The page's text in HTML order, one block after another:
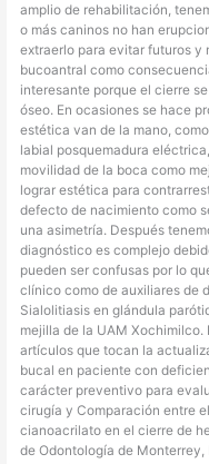
amplio de rehabilitación,
o más caninos no han
extraerlo para evitar futuros y
bucoantral como
interesante porque el cierre
óseo. En ocasiones se hace
estética van de la mano,
labial posquemadura
movilidad de la boca como
lograr estética para
defecto de nacimiento como
una asimetría. Después
diagnóstico es complejo
pueden ser confusas por lo
clínico como de auxiliares de
Sialolitiasis en glándula
mejilla de la UAM
artículos que tocan la
bucal en paciente con
carácter preventivo para
cirugía y Comparación entre
cianoacrilato en el cierre de
de Odontología de